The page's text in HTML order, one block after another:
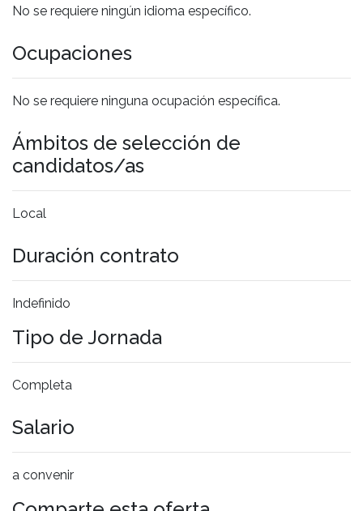
No se requiere ningún idioma específico.
Ocupaciones
No se requiere ninguna ocupación específica.
Ámbitos de selección de
candidatos/as
Local
Duración contrato
Indefinido
Tipo de Jornada
Completa
Salario
a convenir